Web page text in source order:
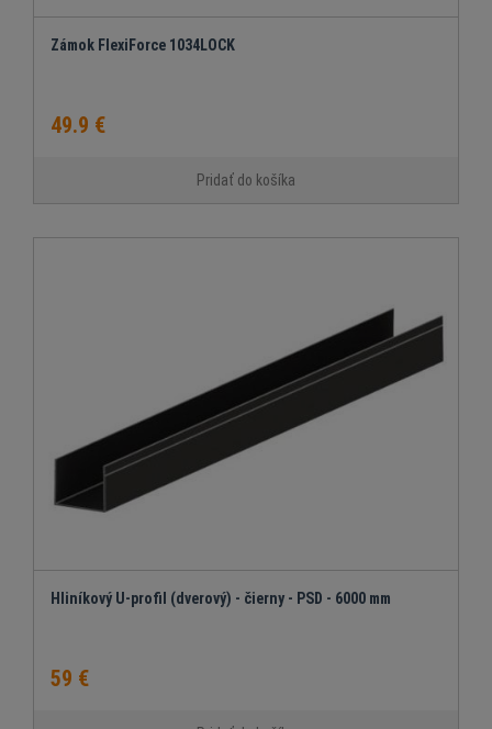
Zámok FlexiForce 1034LOCK
49.9 €
Pridať do košíka
Hliníkový U-profil (dverový) - čierny - PSD - 6000 mm
59 €